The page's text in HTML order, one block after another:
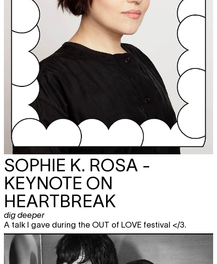
SOPHIE K. ROSA -
KEYNOTE ON
HEARTBREAK
dig deeper
A talk I gave during the OUT of LOVE festival </3.